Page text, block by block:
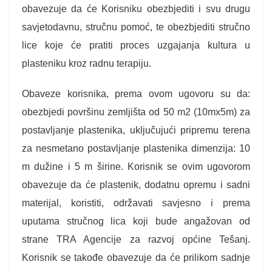
obavezuje da će Korisniku obezbjediti i svu drugu
savjetodavnu, stručnu pomoć, te obezbjediti stručno
lice koje će pratiti proces uzgajanja kultura u
plasteniku kroz radnu terapiju.
Obaveze korisnika, prema ovom ugovoru su da:
obezbjedi površinu zemljišta od 50 m2 (10mx5m) za
postavljanje plastenika, uključujući pripremu terena
za nesmetano postavljanje plastenika dimenzija: 10
m dužine i 5 m širine. Korisnik se ovim ugovorom
obavezuje da će plastenik, dodatnu opremu i sadni
materijal, koristiti, održavati savjesno i prema
uputama stručnog lica koji bude angažovan od
strane TRA Agencije za razvoj općine Tešanj.
Korisnik se takođe obavezuje da će prilikom sadnje